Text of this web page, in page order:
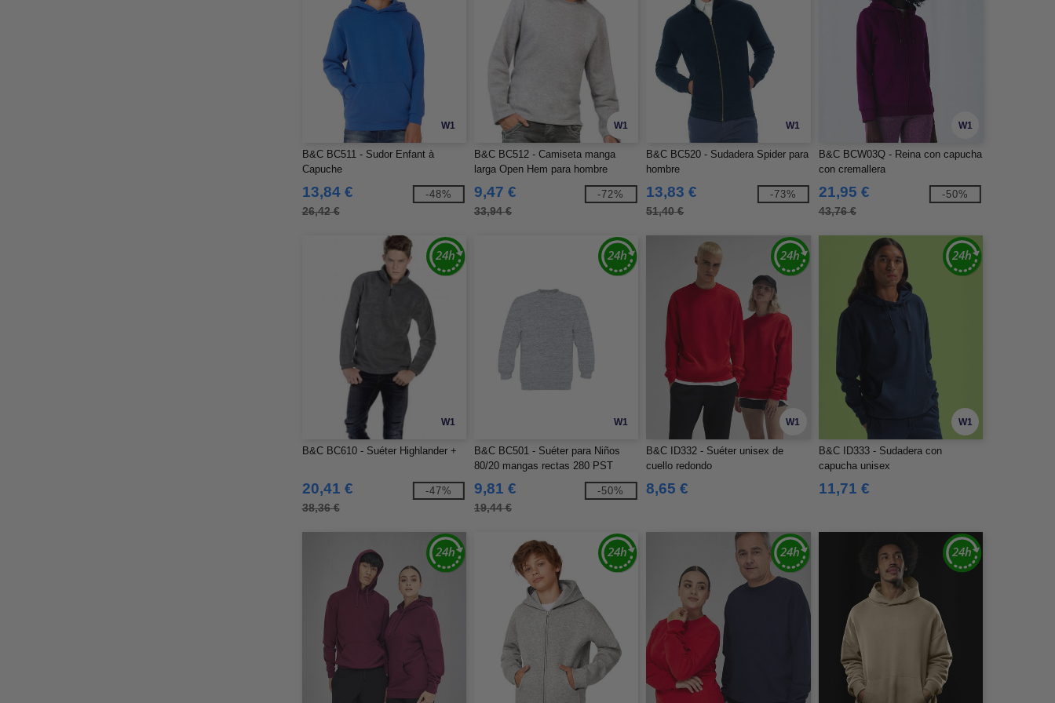
W1
B&C BC511 - Sudor Enfant à
Capuche
13,84 €
26,42 €
-48%
W1
B&C BC512 - Camiseta manga
larga Open Hem para hombre
9,47 €
33,94 €
-72%
W1
B&C BC520 - Sudadera Spider para
hombre
13,83 €
51,40 €
-73%
W1
B&C BCW03Q - Reina con capucha
con cremallera
21,95 €
43,76 €
-50%
W1
B&C BC610 - Suéter Highlander +
20,41 €
38,36 €
-47%
W1
B&C BC501 - Suéter para Niños
80/20 mangas rectas 280 PST
9,81 €
19,44 €
-50%
W1
B&C ID332 - Suéter unisex de
cuello redondo
8,65 €
W1
B&C ID333 - Sudadera con
capucha unisex
11,71 €